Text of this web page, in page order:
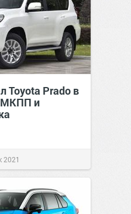
Toyota Prado в
МКПП и
2021